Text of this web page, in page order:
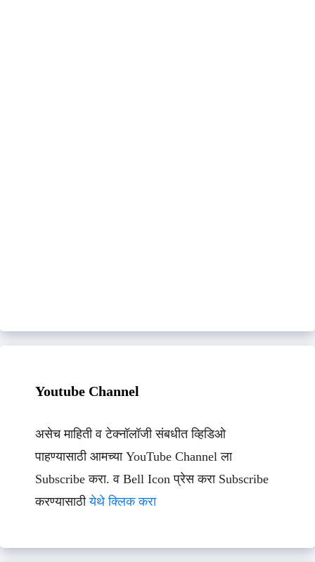
Youtube Channel
असेच माहिती व टेक्नॉलॉजी संबधीत व्हिडिओ
पाहण्यासाठी आमच्या YouTube Channel ला
Subscribe करा. व Bell Icon प्रेस करा Subscribe
करण्यासाठीयेथे क्लिक करा